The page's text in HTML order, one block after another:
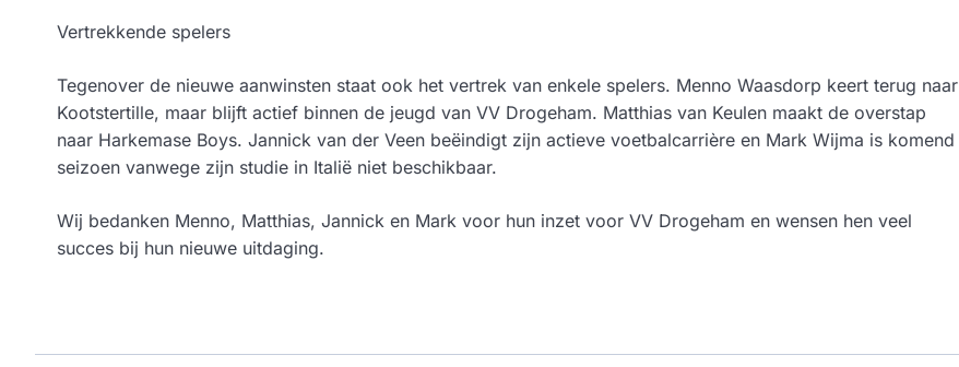
Vertrekkende spelers
Tegenover de nieuwe aanwinsten staat ook het vertrek van enkele spelers. Menno Waasdorp keert terug naar
Kootstertille, maar blijft actief binnen de jeugd van VV Drogeham. Matthias van Keulen maakt de overstap
naar Harkemase Boys. Jannick van der Veen beëindigt zijn actieve voetbalcarrière en Mark Wijma is komend
seizoen vanwege zijn studie in Italië niet beschikbaar.
Wij bedanken Menno, Matthias, Jannick en Mark voor hun inzet voor VV Drogeham en wensen hen veel
succes bij hun nieuwe uitdaging.